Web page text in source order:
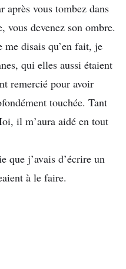
après vous tombez dans
vous devenez son ombre.
me disais qu’en fait, je
qui elles aussi étaient
remercié pour avoir
touchée. Tant
il m’aura aidé en tout
que j’avais d’écrire un
à le faire.